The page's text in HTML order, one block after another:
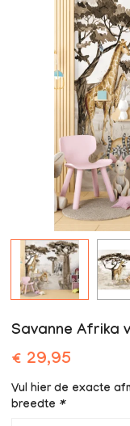
Savanne Afrika
€ 29,95
Vul hier de exacte
breedte *